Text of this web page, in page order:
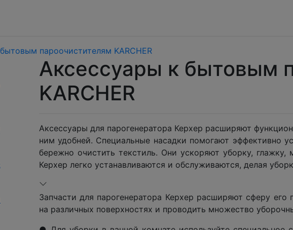
пароочистителям KARCHER
Аксессуары к бытовым
KARCHER
Аксессуары для парогенератора Керхер расширяют
ним удобней. Специальные насадки помогают эффективно
бережно очистить текстиль. Они ускоряют уборку,
Керхер легко устанавливаются и обслуживаются, делая
Запчасти для парогенератора Керхер расширяют сферу
на различных поверхностях и проводить множество